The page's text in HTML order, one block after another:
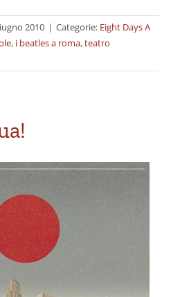
2010 | Categorie: Eight Days A
, i beatles a roma,teatro